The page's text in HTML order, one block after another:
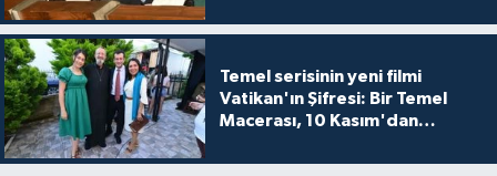
Temel serisinin yeni filmi
Vatikan'ın Şifresi: Bir Temel
Macerası, 10 Kasım'dan
buluşuyo